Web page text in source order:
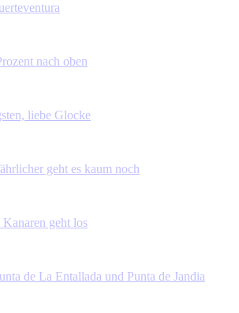
nach oben
liebe Glocke
geht es kaum noch
geht los
de La Entallada und Punta de Jandia